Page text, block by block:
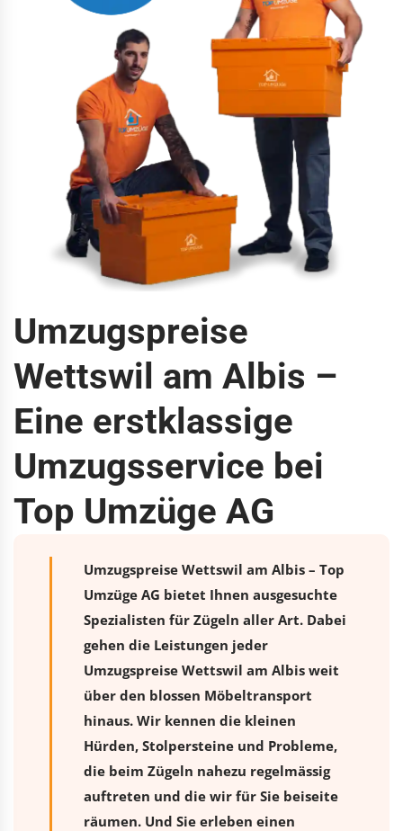
Umzugspreise
Wettswil am Albis –
Eine erstklassige
Umzugsservice bei
Top Umzüge AG
Umzugspreise Wettswil am Albis – Top
Umzüge AG bietet Ihnen ausgesuchte
Spezialisten für Zügeln aller Art. Dabei
gehen die Leistungen jeder
Umzugspreise Wettswil am Albis weit
über den blossen Möbeltransport
hinaus. Wir kennen die kleinen
Hürden, Stolpersteine und Probleme,
die beim Zügeln nahezu regelmässig
auftreten und die wir für Sie beiseite
räumen. Und Sie erleben einen